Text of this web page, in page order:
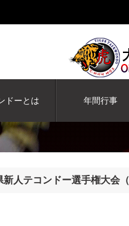
ドーとは 年間行事
テコンドー選手権大会（